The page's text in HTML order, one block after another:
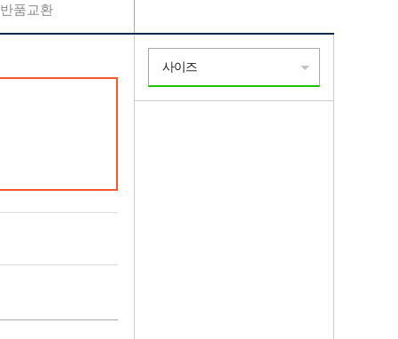
반품교환
사이즈